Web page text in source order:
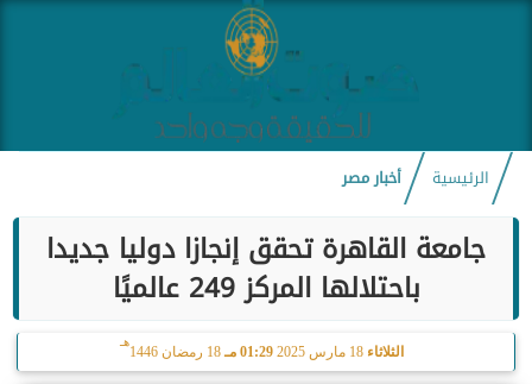
الرئيسية أخبار مصر
جامعة القاهرة تحقق إنجازا دوليا جديدا
باحتلالها المركز 249 عالميًا
الثلاثاء 18 مارس 2025 01:29 مـ 18 رمضان 1446
هـ